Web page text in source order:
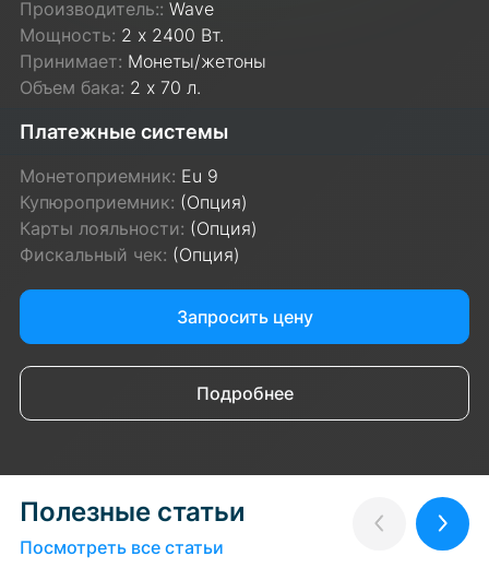
Производитель::Wave
Мощность: 2 х 2400 Вт.
Принимает: Монеты/жетоны
Объем бака: 2 х 70 л.
Платежные системы
Монетоприемник: Eu 9
Купюроприемник: (Опция)
Карты лояльности: (Опция)
Фискальный чек: (Опция)
Запросить цену
Подробнее
Полезные статьи
Посмотреть все статьи
Назад